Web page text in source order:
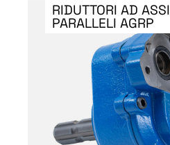
RIDUTTORI AD ASSI
PARALLELI AGRP